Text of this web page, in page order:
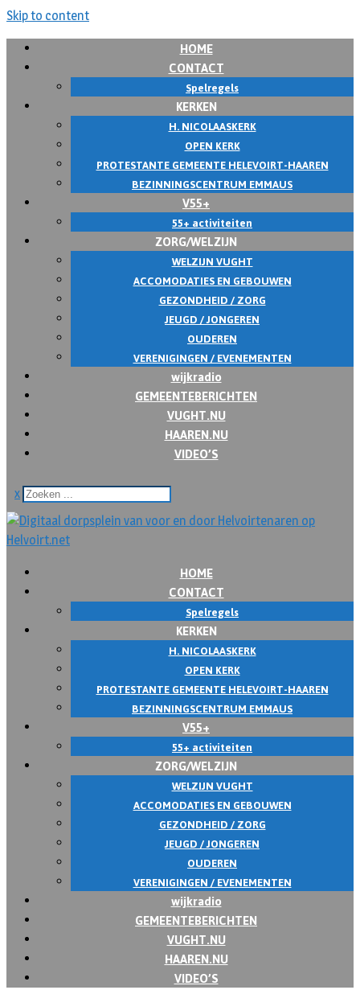
Skip to content
HOME
CONTACT
Spelregels
KERKEN
H. NICOLAASKERK
OPEN KERK
PROTESTANTE GEMEENTE HELEVOIRT-HAAREN
BEZINNINGSCENTRUM EMMAUS
V55+
55+ activiteiten
ZORG/WELZIJN
WELZIJN VUGHT
ACCOMODATIES EN GEBOUWEN
GEZONDHEID / ZORG
JEUGD / JONGEREN
OUDEREN
VERENIGINGEN / EVENEMENTEN
wijkradio
GEMEENTEBERICHTEN
VUGHT.NU
HAAREN.NU
VIDEO’S
x
HOME
CONTACT
Spelregels
KERKEN
H. NICOLAASKERK
OPEN KERK
PROTESTANTE GEMEENTE HELEVOIRT-HAAREN
BEZINNINGSCENTRUM EMMAUS
V55+
55+ activiteiten
ZORG/WELZIJN
WELZIJN VUGHT
ACCOMODATIES EN GEBOUWEN
GEZONDHEID / ZORG
JEUGD / JONGEREN
OUDEREN
VERENIGINGEN / EVENEMENTEN
wijkradio
GEMEENTEBERICHTEN
VUGHT.NU
HAAREN.NU
VIDEO’S